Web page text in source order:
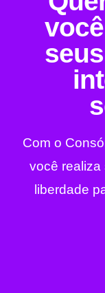
Com o
você realiza
liberdade